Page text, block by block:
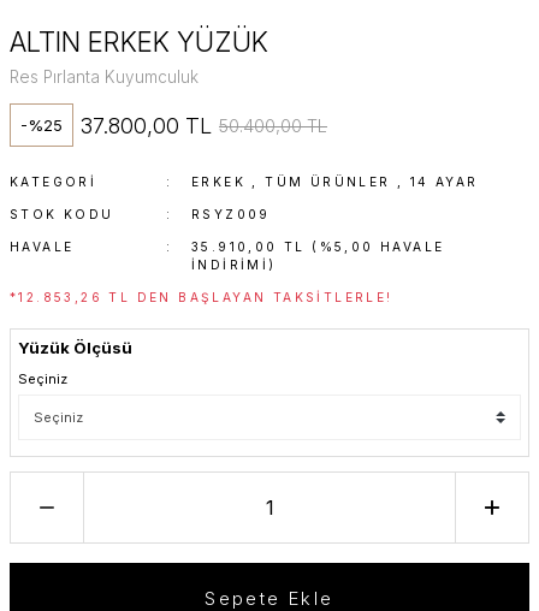
ALTIN ERKEK YÜZÜK
Res Pırlanta Kuyumculuk
-%25 37.800,00 TL 50.400,00 TL
KATEGORI ERKEK ,TÜM ÜRÜNLER 14 AYAR
STOK KODU RSYZ009
HAVALE
35.910,00 TL (%5,00 HAVALE
INDIRIMI)
*12.853,26 TL DEN BAŞLAYAN TAKSITLERLE!
Yüzük Ölçüsü
Seçiniz
Sepete Ekle